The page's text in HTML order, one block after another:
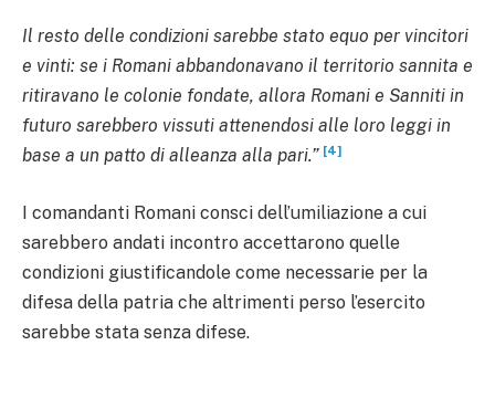
Il resto delle condizioni sarebbe stato equo per vincitori
e vinti: se i Romani abbandonavano il territorio sannita e
ritiravano le colonie fondate, allora Romani e Sanniti in
futuro sarebbero vissuti attenendosi alle loro leggi in
base a un patto di alleanza alla pari.” [4]
I comandanti Romani consci dell’umiliazione a cui
sarebbero andati incontro accettarono quelle
condizioni giustificandole come necessarie per la
difesa della patria che altrimenti perso l’esercito
sarebbe stata senza difese.